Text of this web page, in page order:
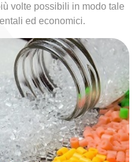
volte possibili in modo tale
ed economici.